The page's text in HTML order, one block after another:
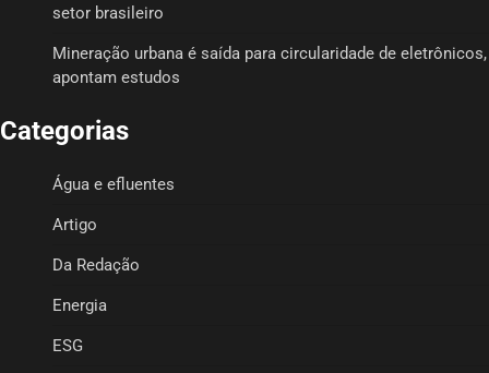
setor brasileiro
Mineração urbana é saída para circularidade de eletrônicos,
apontam estudos
Categorias
Água e efluentes
Artigo
Da Redação
Energia
ESG